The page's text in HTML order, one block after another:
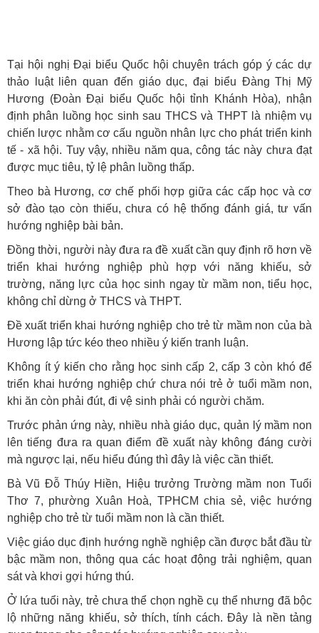
Tại hội nghị Đại biểu Quốc hội chuyên trách góp ý các dự
thảo luật liên quan đến giáo dục, đại biểu Đàng Thị Mỹ
Hương (Đoàn Đại biểu Quốc hội tỉnh Khánh Hòa), nhận
định phân luồng học sinh sau THCS và THPT là nhiệm vụ
chiến lược nhằm cơ cấu nguồn nhân lực cho phát triển kinh
tế - xã hội. Tuy vậy, nhiều năm qua, công tác này chưa đạt
được mục tiêu, tỷ lệ phân luồng thấp.
Theo bà Hương, cơ chế phối hợp giữa các cấp học và cơ
sở đào tạo còn thiếu, chưa có hệ thống đánh giá, tư vấn
hướng nghiệp bài bản.
Đồng thời, người này đưa ra đề xuất cần quy định rõ hơn về
triển khai hướng nghiệp phù hợp với năng khiếu, sở
trường, năng lực của học sinh ngay từ mầm non, tiểu học,
không chỉ dừng ở THCS và THPT.
Đề xuất triển khai hướng nghiệp cho trẻ từ mầm non của bà
Hương lập tức kéo theo nhiều ý kiến tranh luận.
Không ít ý kiến cho rằng học sinh cấp 2, cấp 3 còn khó để
triển khai hướng nghiệp chứ chưa nói trẻ ở tuổi mầm non,
khi ăn còn phải đút, đi vệ sinh phải có người chăm.
Trước phản ứng này, nhiều nhà giáo dục, quản lý mầm non
lên tiếng đưa ra quan điểm đề xuất này không đáng cười
mà ngược lại, nếu hiểu đúng thì đây là việc cần thiết.
Bà Vũ Đỗ Thúy Hiền, Hiệu trưởng Trường mầm non Tuổi
Thơ 7, phường Xuân Hoà, TPHCM chia sẻ, việc hướng
nghiệp cho trẻ từ tuổi mầm non là cần thiết.
Việc giáo dục định hướng nghề nghiệp cần được bắt đầu từ
bậc mầm non, thông qua các hoạt động trải nghiệm, quan
sát và khơi gợi hứng thú.
Ở lứa tuổi này, trẻ chưa thể chọn nghề cụ thể nhưng đã bộc
lộ những năng khiếu, sở thích, tính cách. Đây là nền tảng